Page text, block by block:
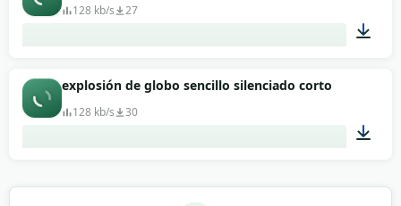
128 kb/s 27
explosión de globo sencillo silenciado corto
128 kb/s 30